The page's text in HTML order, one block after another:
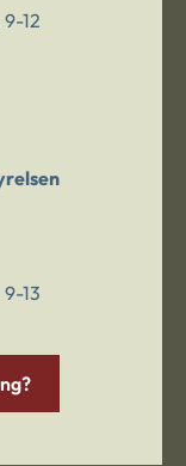
12
13